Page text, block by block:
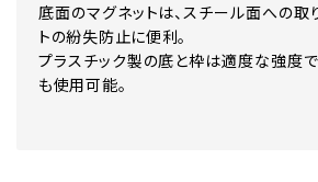
底面のマグネットは、スチール面への取
トの紛失防止に便利。
プラスチック製の底と枠は適度な強度
も使用可能。